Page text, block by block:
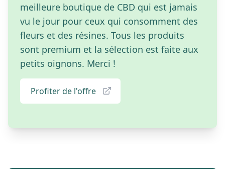
meilleure boutique de CBD qui est jamais
vu le jour pour ceux qui consomment des
fleurs et des résines. Tous les produits
sont premium et la sélection est faite aux
petits oignons. Merci !
Profiter de l'offre